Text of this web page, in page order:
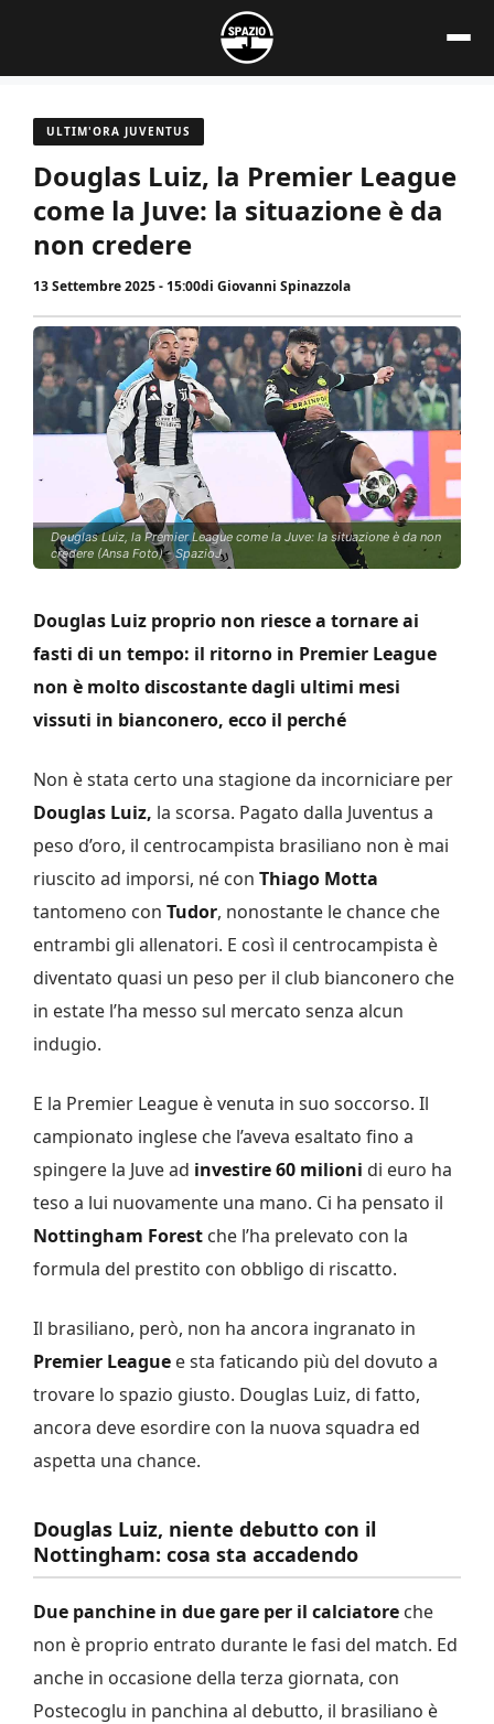
contenuto
ULTIM'ORA JUVENTUS
Douglas Luiz, la Premier League
come la Juve: la situazione è da
non credere
13 Settembre 2025 - 15:00di Giovanni Spinazzola
Douglas Luiz, la Premier League come la Juve: la situazione è da non
credere (Ansa Foto) - SpazioJ
Douglas Luiz proprio non riesce a tornare ai
fasti di un tempo: il ritorno in Premier League
non è molto discostante dagli ultimi mesi
vissuti in bianconero, ecco il perché
Non è stata certo una stagione da incorniciare per
Douglas Luiz, la scorsa. Pagato dalla Juventus a
peso d’oro, il centrocampista brasiliano non è mai
riuscito ad imporsi, né con Thiago Motta
tantomeno con Tudor, nonostante le chance che
entrambi gli allenatori. E così il centrocampista è
diventato quasi un peso per il club bianconero che
in estate l’ha messo sul mercato senza alcun
indugio.
E la Premier League è venuta in suo soccorso. Il
campionato inglese che l’aveva esaltato fino a
spingere la Juve ad investire 60 milioni di euro ha
teso a lui nuovamente una mano. Ci ha pensato il
Nottingham Forest che l’ha prelevato con la
formula del prestito con obbligo di riscatto.
Il brasiliano, però, non ha ancora ingranato in
Premier League e sta faticando più del dovuto a
trovare lo spazio giusto. Douglas Luiz, di fatto,
ancora deve esordire con la nuova squadra ed
aspetta una chance.
Douglas Luiz, niente debutto con il
Nottingham: cosa sta accadendo
Due panchine in due gare per il calciatore che
non è proprio entrato durante le fasi del match. Ed
anche in occasione della terza giornata, con
Postecoglu in panchina al debutto, il brasiliano è